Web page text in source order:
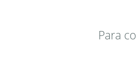
Para